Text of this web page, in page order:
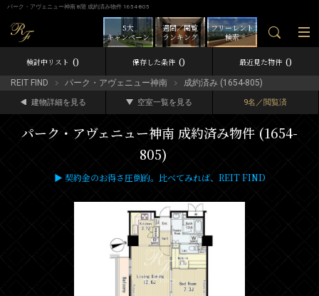
パーク・アヴェニュー神南 8階 成約済み物件 1654-805
フリーレント
検索
週間／閲覧
ランキング
5大
キャンペーン
検討中リスト 0 保存した条件 0 最近見た物件 0
REIT FIND パーク・アヴェニュー神南 成約済み (1654-805)
建物詳細を見る 空室一覧を見る 9名／閲覧済
パーク・アヴェニュー神南 成約済み物件 (1654-
805)
▶ 契約金のお得さ圧倒的。比べてみれば、REIT FIND